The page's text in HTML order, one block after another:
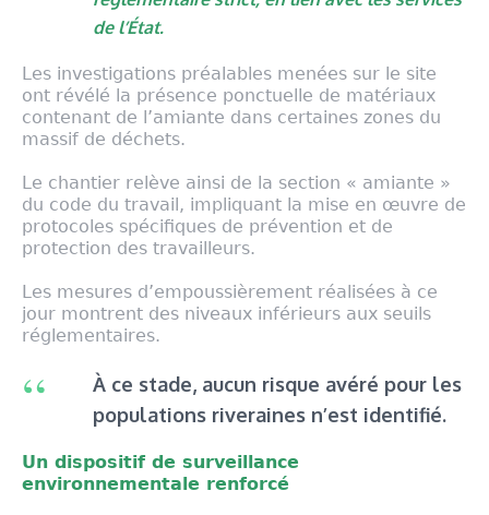
de l’État.
Les investigations préalables menées sur le site
ont révélé la présence ponctuelle de matériaux
contenant de l’amiante dans certaines zones du
massif de déchets.
Le chantier relève ainsi de la section « amiante »
du code du travail, impliquant la mise en œuvre de
protocoles spécifiques de prévention et de
protection des travailleurs.
Les mesures d’empoussièrement réalisées à ce
jour montrent des niveaux inférieurs aux seuils
réglementaires.
À ce stade, aucun risque avéré pour les
populations riveraines n’est identifié.
Un dispositif de surveillance
environnementale renforcé